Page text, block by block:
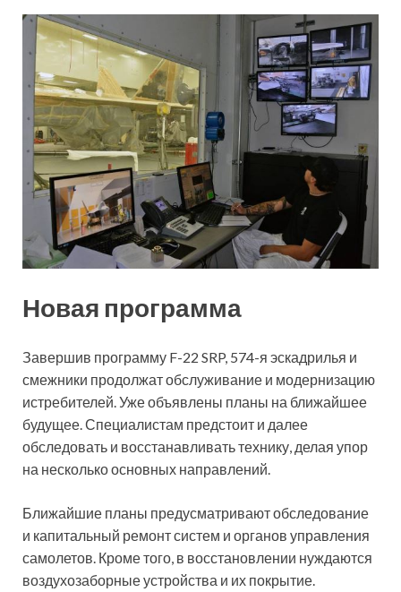
Новая программа
Завершив программу F-22 SRP, 574-я эскадрилья и
смежники продолжат обслуживание и модернизацию
истребителей. Уже объявлены планы на ближайшее
будущее. Специалистам предстоит и далее
обследовать и восстанавливать технику, делая упор
на несколько основных направлений.
Ближайшие планы предусматривают обследование
и капитальный ремонт систем и органов управления
самолетов. Кроме того, в восстановлении нуждаются
воздухозаборные устройства и их покрытие.